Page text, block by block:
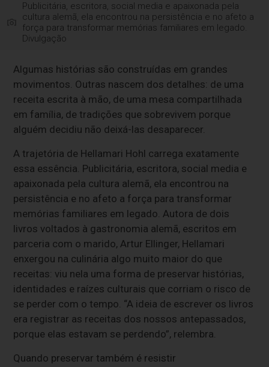
Publicitária, escritora, social media e apaixonada pela
cultura alemã, ela encontrou na persistência e no afeto a
força para transformar memórias familiares em legado.
Divulgação
Algumas histórias são construídas em grandes
movimentos. Outras nascem dos detalhes: de uma
receita escrita à mão, de uma mesa compartilhada
em família, de tradições que sobrevivem porque
alguém decidiu não deixá-las desaparecer.
A trajetória de Hellamari Hohl carrega exatamente
essa essência. Publicitária, escritora, social media e
apaixonada pela cultura alemã, ela encontrou na
persistência e no afeto a força para transformar
memórias familiares em legado. Autora de dois
livros voltados à gastronomia alemã, escritos em
parceria com o marido, Artur Ellinger, Hellamari
enxergou na culinária algo muito maior do que
receitas: viu nela uma forma de preservar histórias,
identidades e raízes culturais que corriam o risco de
se perder com o tempo. “A ideia de escrever os livros
era registrar as receitas dos nossos antepassados,
porque elas estavam se perdendo”, relembra.
Quando preservar também é resistir